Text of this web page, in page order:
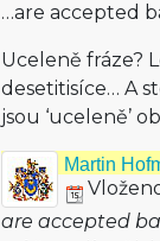
…are accepted
Uceleně fráze?
desetitisíce… A
jsou ‘uceleně’
Martin
are accepted